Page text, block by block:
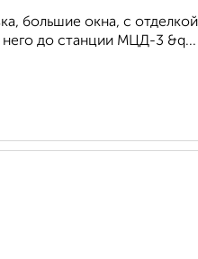
большие окна, c
него до станции МЦД-3 &q...